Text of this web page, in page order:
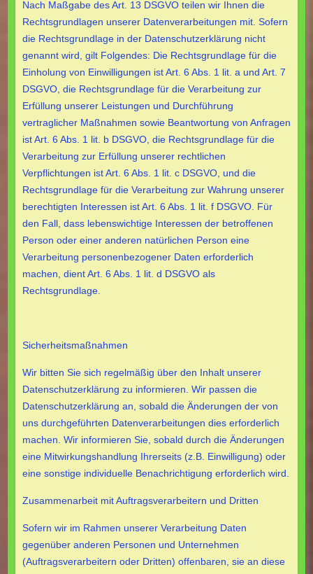
Nach Maßgabe des Art. 13 DSGVO teilen wir Ihnen die
Rechtsgrundlagen unserer Datenverarbeitungen mit. Sofern
die Rechtsgrundlage in der Datenschutzerklärung nicht
genannt wird, gilt Folgendes: Die Rechtsgrundlage für die
Einholung von Einwilligungen ist Art. 6 Abs. 1 lit. a und Art. 7
DSGVO, die Rechtsgrundlage für die Verarbeitung zur
Erfüllung unserer Leistungen und Durchführung
vertraglicher Maßnahmen sowie Beantwortung von Anfragen
ist Art. 6 Abs. 1 lit. b DSGVO, die Rechtsgrundlage für die
Verarbeitung zur Erfüllung unserer rechtlichen
Verpflichtungen ist Art. 6 Abs. 1 lit. c DSGVO, und die
Rechtsgrundlage für die Verarbeitung zur Wahrung unserer
berechtigten Interessen ist Art. 6 Abs. 1 lit. f DSGVO. Für
den Fall, dass lebenswichtige Interessen der betroffenen
Person oder einer anderen natürlichen Person eine
Verarbeitung personenbezogener Daten erforderlich
machen, dient Art. 6 Abs. 1 lit. d DSGVO als
Rechtsgrundlage.
Sicherheitsmaßnahmen
Wir bitten Sie sich regelmäßig über den Inhalt unserer
Datenschutzerklärung zu informieren. Wir passen die
Datenschutzerklärung an, sobald die Änderungen der von
uns durchgeführten Datenverarbeitungen dies erforderlich
machen. Wir informieren Sie, sobald durch die Änderungen
eine Mitwirkungshandlung Ihrerseits (z.B. Einwilligung) oder
eine sonstige individuelle Benachrichtigung erforderlich wird.
Zusammenarbeit mit Auftragsverarbeitern und Dritten
Sofern wir im Rahmen unserer Verarbeitung Daten
gegenüber anderen Personen und Unternehmen
(Auftragsverarbeitern oder Dritten) offenbaren, sie an diese